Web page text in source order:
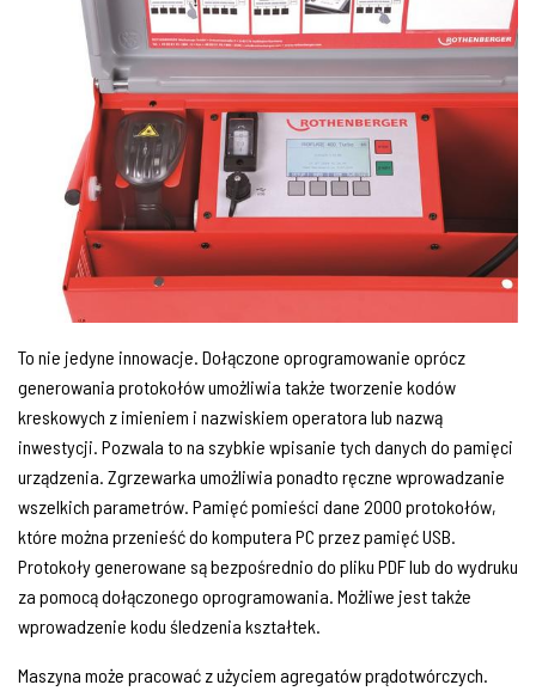
To nie jedyne innowacje. Dołączone oprogramowanie oprócz
generowania protokołów umożliwia także tworzenie kodów
kreskowych z imieniem i nazwiskiem operatora lub nazwą
inwestycji. Pozwala to na szybkie wpisanie tych danych do pamięci
urządzenia. Zgrzewarka umożliwia ponadto ręczne wprowadzanie
wszelkich parametrów. Pamięć pomieści dane 2000 protokołów,
które można przenieść do komputera PC przez pamięć USB.
Protokoły generowane są bezpośrednio do pliku PDF lub do wydruku
za pomocą dołączonego oprogramowania. Możliwe jest także
wprowadzenie kodu śledzenia kształtek.
Maszyna może pracować z użyciem agregatów prądotwórczych.